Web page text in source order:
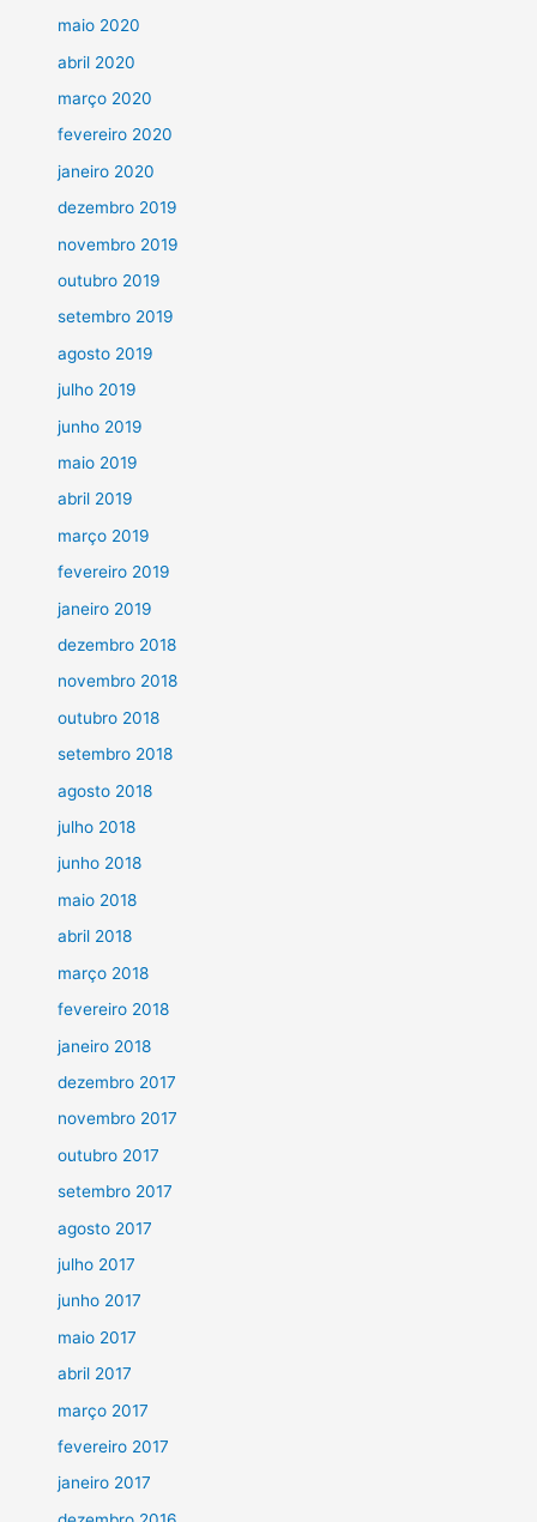
maio 2020
abril 2020
março 2020
fevereiro 2020
janeiro 2020
dezembro 2019
novembro 2019
outubro 2019
setembro 2019
agosto 2019
julho 2019
junho 2019
maio 2019
abril 2019
março 2019
fevereiro 2019
janeiro 2019
dezembro 2018
novembro 2018
outubro 2018
setembro 2018
agosto 2018
julho 2018
junho 2018
maio 2018
abril 2018
março 2018
fevereiro 2018
janeiro 2018
dezembro 2017
novembro 2017
outubro 2017
setembro 2017
agosto 2017
julho 2017
junho 2017
maio 2017
abril 2017
março 2017
fevereiro 2017
janeiro 2017